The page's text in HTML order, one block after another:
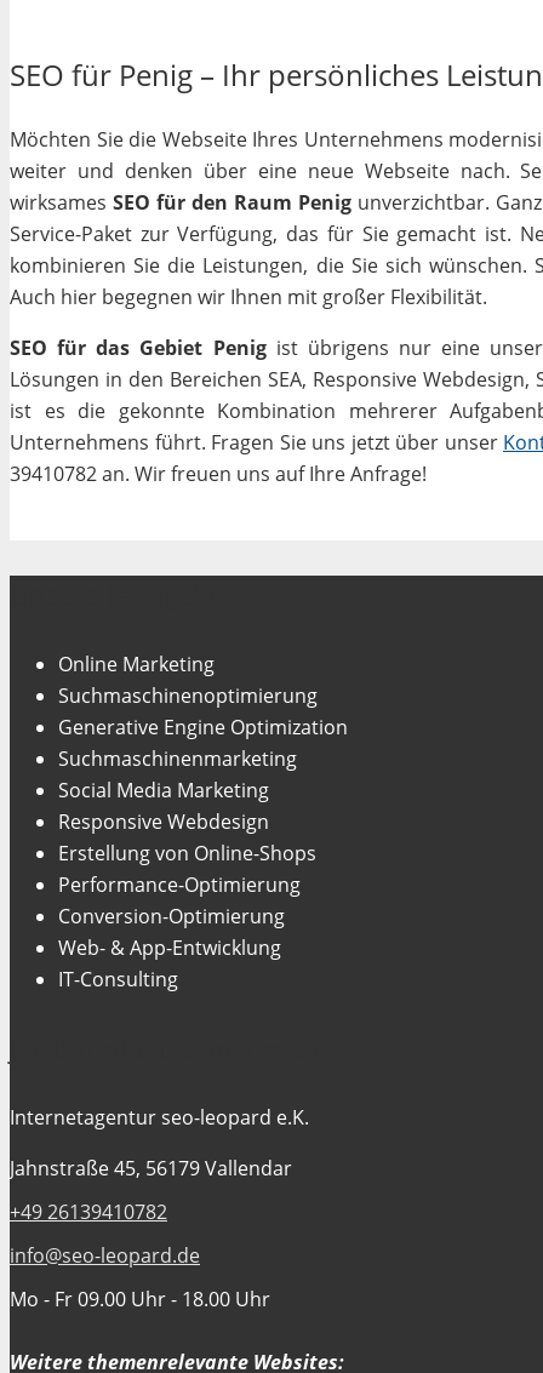
SEO für Penig – Ihr persönliches
Möchten Sie die Webseite Ihres Unternehmens
weiter und denken über eine neue Webseite nach.
wirksames SEO für den Raum Penig unverzichtbar.
Service-Paket zur Verfügung, das für Sie gemacht ist.
kombinieren Sie die Leistungen, die Sie sich wünschen.
Auch hier begegnen wir Ihnen mit großer Flexibilität.
SEO für das Gebiet Penigist übrigens nur eine
Lösungen in den Bereichen SEA, Responsive
ist es die gekonnte Kombination mehrerer
Unternehmens führt. Fragen Sie uns jetzt über unser
39410782 an. Wir freuen uns auf Ihre Anfrage!
Online Marketing
Suchmaschinenoptimierung
Generative Engine Optimization
Suchmaschinenmarketing
Social Media Marketing
Responsive Webdesign
Erstellung von Online-Shops
Performance-Optimierung
Conversion-Optimierung
Web- & App-Entwicklung
IT-Consulting
Internetagentur seo-leopard e.K.
Jahnstraße 45, 56179 Vallendar
+49 26139410782
info@seo-leopard.de
Mo - Fr 09.00 Uhr - 18.00 Uhr
Weitere themenrelevante Websites: